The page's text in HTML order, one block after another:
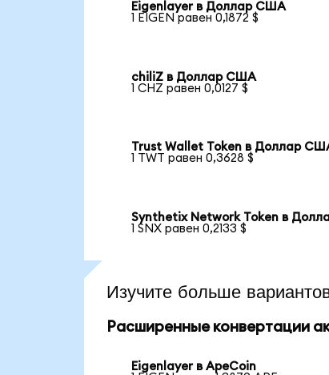
Eigenlayer в Доллар США
1 EIGEN равен 0,1872 $
chiliZ в Доллар США
1 CHZ равен 0,0127 $
Trust Wallet Token в Доллар
1 TWT равен 0,3628 $
Synthetix Network Token в
1 SNX равен 0,2133 $
Изучите больше
Расширенные конвертации
Eigenlayer в ApeCoin